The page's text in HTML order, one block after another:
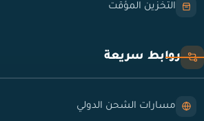
التخزين المؤقت
روابط سريعة
مسارات الشحن الدولي